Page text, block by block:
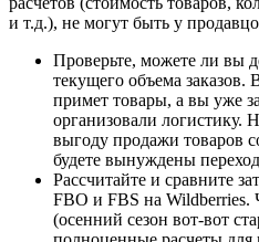
и т.д.), не могут быть у
Проверьте, можете ли вы
текущего объема
примет товары, а вы уже
организовали логистику.
выгоду продажи товаров
будете вынуждены
Рассчитайте и сравните
FBO и FBS на Wildberries.
(осенний сезон вот-вот